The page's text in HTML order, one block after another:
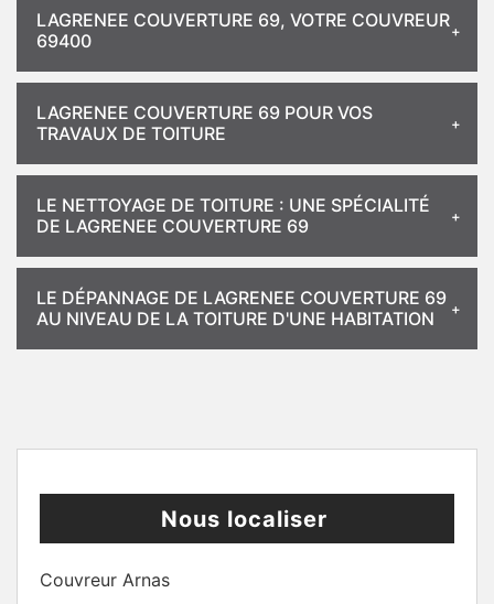
LAGRENEE COUVERTURE 69, VOTRE COUVREUR
69400
LAGRENEE COUVERTURE 69 POUR VOS
TRAVAUX DE TOITURE
LE NETTOYAGE DE TOITURE : UNE SPÉCIALITÉ
DE LAGRENEE COUVERTURE 69
LE DÉPANNAGE DE LAGRENEE COUVERTURE 69
AU NIVEAU DE LA TOITURE D'UNE HABITATION
Nous localiser
Couvreur Arnas